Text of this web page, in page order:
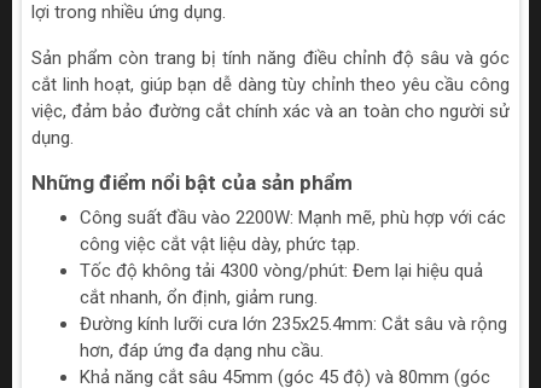
lợi trong nhiều ứng dụng.
Sản phẩm còn trang bị tính năng điều chỉnh độ sâu và góc
cắt linh hoạt, giúp bạn dễ dàng tùy chỉnh theo yêu cầu công
việc, đảm bảo đường cắt chính xác và an toàn cho người sử
dụng.
Những điểm nổi bật của sản phẩm
Công suất đầu vào 2200W: Mạnh mẽ, phù hợp với các
công việc cắt vật liệu dày, phức tạp.
Tốc độ không tải 4300 vòng/phút: Đem lại hiệu quả
cắt nhanh, ổn định, giảm rung.
Đường kính lưỡi cưa lớn 235x25.4mm: Cắt sâu và rộng
hơn, đáp ứng đa dạng nhu cầu.
Khả năng cắt sâu 45mm (góc 45 độ) và 80mm (góc